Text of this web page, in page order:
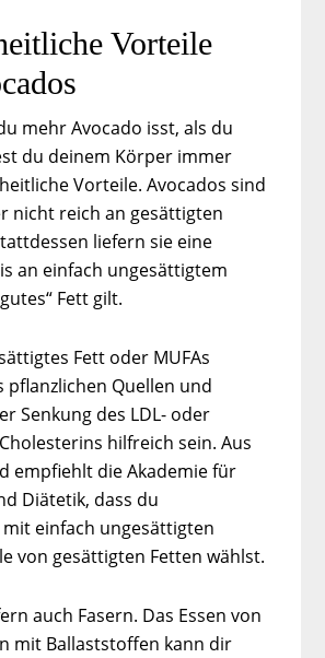
Vorteile
mehr Avocado isst, als du
du deinem Körper immer
Vorteile. Avocados sind
nicht reich an gesättigten
liefern sie eine
an einfach ungesättigtem
Fett gilt.
Fett oder MUFAs
pflanzlichen Quellen und
Senkung des LDL- oder
hilfreich sein. Aus
empfiehlt die Akademie für
Diätetik, dass du
einfach ungesättigten
von gesättigten Fetten wählst.
auch Fasern. Das Essen von
mit Ballaststoffen kann dir